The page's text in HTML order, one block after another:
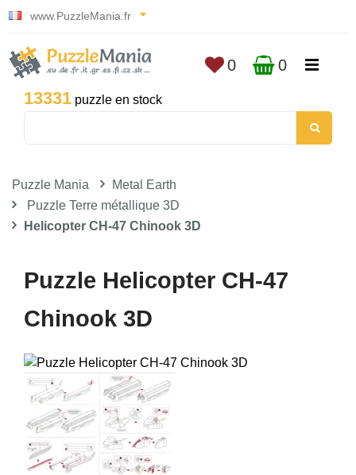
www.PuzzleMania.fr
13331 puzzle en stock
0 0
Puzzle Mania
Metal Earth
Puzzle Terre métallique 3D
Helicopter CH-47 Chinook 3D
Puzzle Helicopter CH-47
Chinook 3D